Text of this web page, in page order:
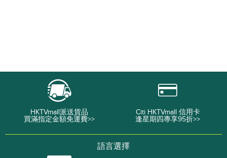
HKTVmall派送貨品
買滿指定金額免運費>>
Citi HKTVmall 信用卡
逢星期四專享95折>>
語言選擇